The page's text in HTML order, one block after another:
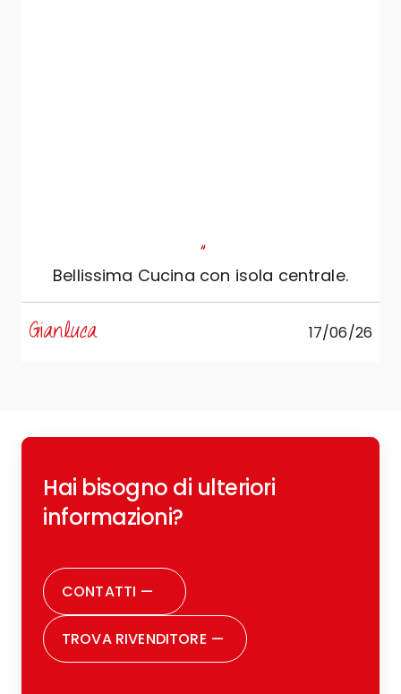
"
Bellissima Cucina con isola centrale.
Gianluca 17/06/26
Hai bisogno di ulteriori
informazioni?
CONTATTI —
TROVA RIVENDITORE —